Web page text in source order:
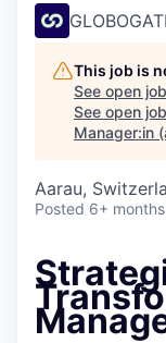
This job is
See open
See open
Manager:in
Aarau,
Posted 6+